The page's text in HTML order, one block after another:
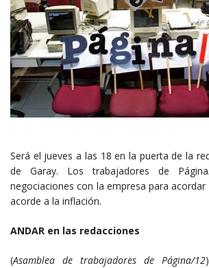
Será el jueves a las 18 en la puerta de la
de Garay. Los trabajadores de
negociaciones con la empresa para
acorde a la inflación.
ANDAR en las redacciones
(Asamblea de trabajadores de Página/12